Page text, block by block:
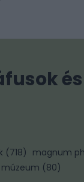
(718) magnum
(80)